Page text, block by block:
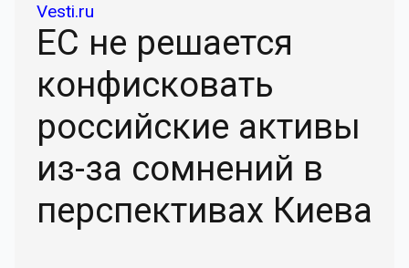
Vesti.ru
ЕС не решается
конфисковать
российские активы
из-за сомнений в
перспективах Киева